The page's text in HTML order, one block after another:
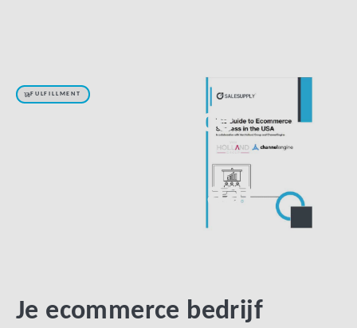
FULFILLMENT
Je ecommerce
uitbreiden naar
Je ecommerce bedrijf